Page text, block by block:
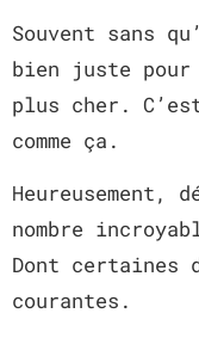
Souvent sans
bien juste pour
plus cher.
comme ça.
Heureusement,
nombre
Dont certaines
courantes.